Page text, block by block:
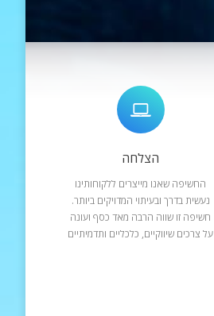
הצלחה
החשיפה שאנו מייצרים ללקוחותינו
נעשית בדרך ובעיתוי המדויקים ביותר.
חשיפה זו שווה הרבה מאד כסף ועונה
על צרכים שיווקיים, כלכליים ותדמיתיים